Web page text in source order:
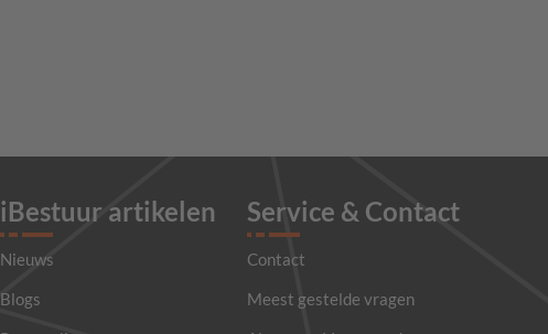
iBestuur artikelen
Nieuws
Blogs
Service & Contact
Contact
Meest gestelde vragen